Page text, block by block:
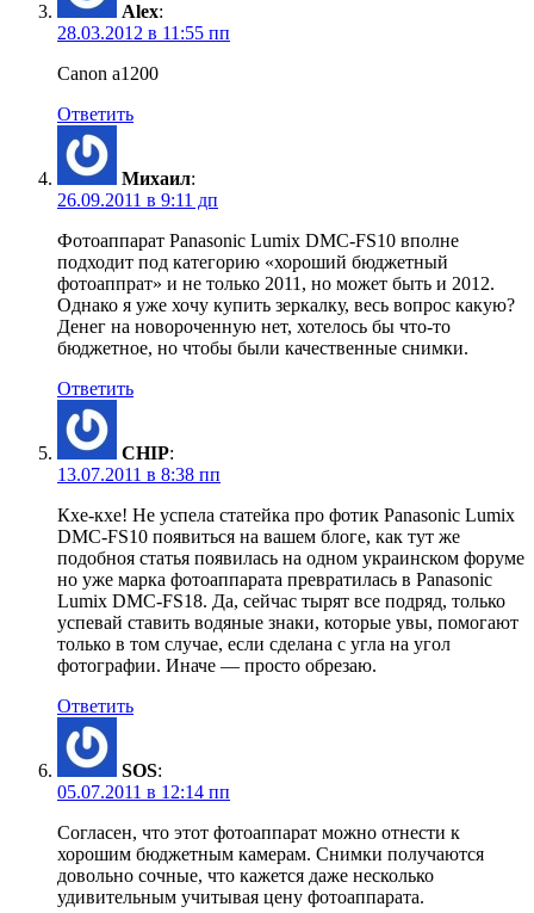
Alex:
28.03.2012 в 11:55 пп
Canon a1200
Ответить
Михаил:
26.09.2011 в 9:11 дп
Фотоаппарат Panasonic Lumix DMC-FS10 вполне
подходит под категорию «хороший бюджетный
фотоаппрат» и не только 2011, но может быть и 2012.
Однако я уже хочу купить зеркалку, весь вопрос какую?
Денег на новороченную нет, хотелось бы что-то
бюджетное, но чтобы были качественные снимки.
Ответить
CHIP:
13.07.2011 в 8:38 пп
Кхе-кхе! Не успела статейка про фотик Panasonic Lumix
DMC-FS10 появиться на вашем блоге, как тут же
подобноя статья появилась на одном украинском форуме
но уже марка фотоаппарата превратилась в Panasonic
Lumix DMC-FS18. Да, сейчас тырят все подряд, только
успевай ставить водяные знаки, которые увы, помогают
только в том случае, если сделана с угла на угол
фотографии. Иначе — просто обрезаю.
Ответить
SOS:
05.07.2011 в 12:14 пп
Согласен, что этот фотоаппарат можно отнести к
хорошим бюджетным камерам. Снимки получаются
довольно сочные, что кажется даже несколько
удивительным учитывая цену фотоаппарата.